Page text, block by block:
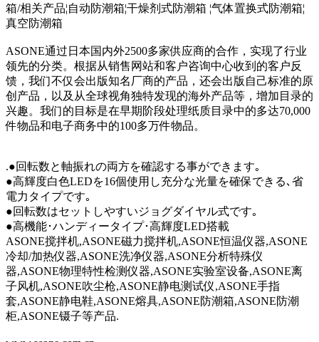
箱/相关产品¦自动防潮箱¦干燥剂式防潮箱 ¦气体置换式防潮箱¦
真空防潮箱
ASONE通过日本国内外2500多家供应商的合作，实现了行业
领先的分类。根据从销售网站和客户咨询中心收到的客户反
馈，我们不仅会出版知名厂商的产品，还会出版自己标准的原
创产品，以及从全球视角独特发现的海外产品等，增加目录的
兴趣。我们的目标是在早期阶段处理纸质目录中的多达70,000
件物品和电子商务中的100多万件物品。
.●回転数と軸振れの両方を確認する事ができます｡
●高輝度白色LEDを16個使用し充分な光量を確保できる､省
電力タイプです｡
●回転数はセットしやすいジョグダイヤル式です｡
●高機能･ハンディータイプ･高輝度LED搭載
ASONE搅拌机,ASONE磁力搅拌机,ASONE恒温仪器,ASONE
冷却/加热仪器,ASONE洗净仪器,ASONE分析特殊仪
器,ASONE物理特性检测仪器,ASONE实验室设备,ASONE离
子风机,ASONE吹尘枪,ASONE静电测试仪,ASONE手指
套,ASONE静电鞋,ASONE熔具,ASONE防潮箱,ASONE防潮
柜,ASONE镊子等产品.